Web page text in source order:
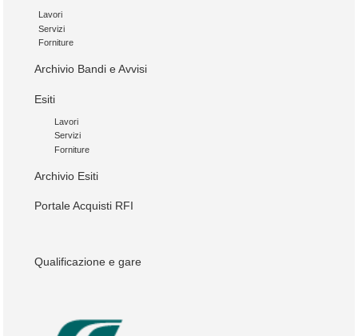
Lavori
Servizi
Forniture
Archivio Bandi e Avvisi
Esiti
Lavori
Servizi
Forniture
Archivio Esiti
Portale Acquisti RFI
Qualificazione e gare